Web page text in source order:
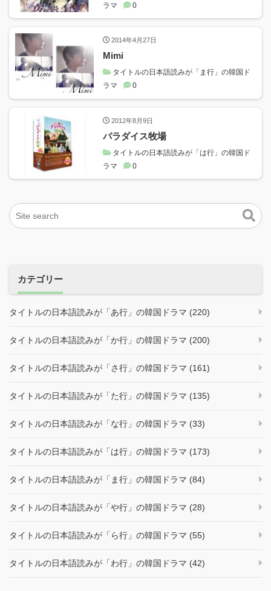
ラマ
0
2014年4月27日
Mimi
タイトルの日本語読みが「ま行」の韓国ド
ラマ
0
2012年8月9日
パラダイス牧場
タイトルの日本語読みが「は行」の韓国ド
ラマ
0
カテゴリー
タイトルの日本語読みが「あ行」の韓国ドラマ (220)
タイトルの日本語読みが「か行」の韓国ドラマ (200)
タイトルの日本語読みが「さ行」の韓国ドラマ (161)
タイトルの日本語読みが「た行」の韓国ドラマ (135)
タイトルの日本語読みが「な行」の韓国ドラマ (33)
タイトルの日本語読みが「は行」の韓国ドラマ (173)
タイトルの日本語読みが「ま行」の韓国ドラマ (84)
タイトルの日本語読みが「や行」の韓国ドラマ (28)
タイトルの日本語読みが「ら行」の韓国ドラマ (55)
タイトルの日本語読みが「わ行」の韓国ドラマ (42)